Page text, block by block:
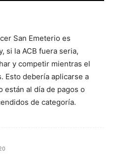
San Emeterio es
si la ACB fuera seria,
y competir mientras el
Esto debería aplicarse a
están al día de pagos o
de categoría.